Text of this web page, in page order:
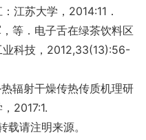
江苏大学，2014:11．
．电子舌在绿茶饮料区
业科技，2012,33(13):56-
射干燥传热传质机理研
2017:1.
请注明来源。